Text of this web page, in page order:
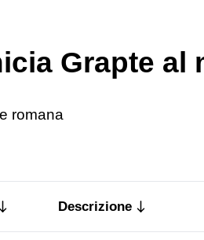
Grapte al
romana
Descrizione